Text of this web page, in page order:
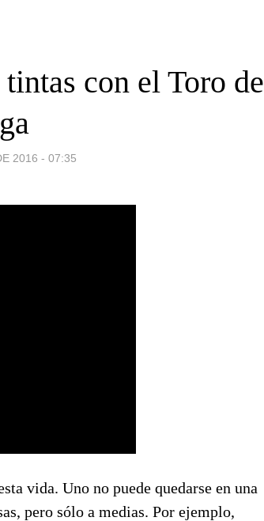
con el Toro de
2016 - 07:35
vida. Uno no puede quedarse en una
pero sólo a medias. Por ejemplo,